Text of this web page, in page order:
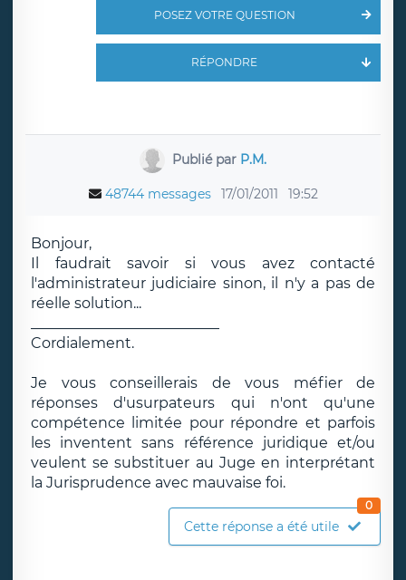
POSEZ VOTRE QUESTION
RÉPONDRE
Publié par P.M.
48744 messages 17/01/2011 19:52
Bonjour,
Il faudrait savoir si vous avez contacté
l'administrateur judiciaire sinon, il n'y a pas de
réelle solution...
Cordialement.
Je vous conseillerais de vous méfier de
réponses d'usurpateurs qui n'ont qu'une
compétence limitée pour répondre et parfois
les inventent sans référence juridique et/ou
veulent se substituer au Juge en interprétant
la Jurisprudence avec mauvaise foi.
Cette réponse a été utile
0